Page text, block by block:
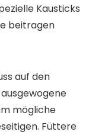
Kausticks
beitragen
auf den
mögliche
Füttere